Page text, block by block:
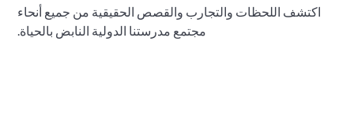
اكتشف اللحظات والتجارب والقصص الحقيقية من جميع أنحاء
مجتمع مدرستنا الدولية النابض بالحياة.